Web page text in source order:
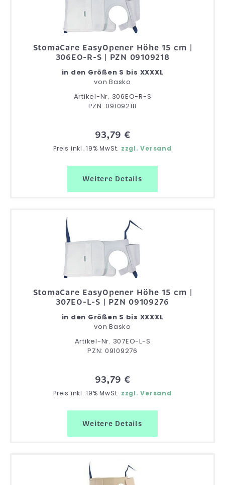
StomaCare EasyOpener Höhe 15 cm |
306EO-R-S | PZN 09109218
in den Größen S bis XXXXL
vonBasko
Artikel-Nr. 306EO-R-S
PZN: 09109218
93,79 €
Preis inkl. 19% MwSt. zzgl. Versand
Weitere Details
StomaCare EasyOpener Höhe 15 cm |
307EO-L-S | PZN 09109276
in den Größen S bis XXXXL
vonBasko
Artikel-Nr. 307EO-L-S
PZN: 09109276
93,79 €
Preis inkl. 19% MwSt. zzgl. Versand
Weitere Details